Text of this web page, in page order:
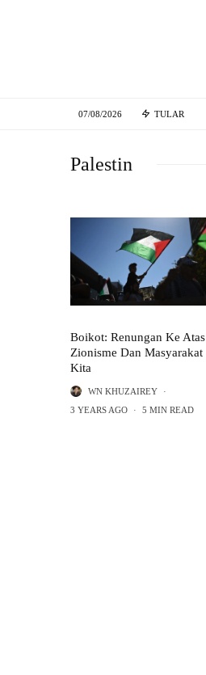
07/08/2026 TULAR
Palestin
Boikot: Renungan Ke Atas
Zionisme Dan Masyarakat
Kita
WN KHUZAIREY
·
3 YEARS AGO
· 5 MIN READ